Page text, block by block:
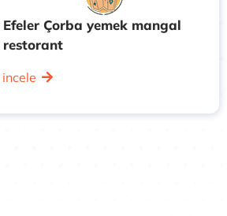
Efeler Çorba yemek mangal
restorant
incele